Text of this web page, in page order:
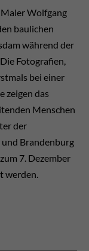
Wolfgang
baulichen
während der
Fotografien,
bei einer
zeigen das
Menschen
der
Brandenburg
7. Dezember
werden.